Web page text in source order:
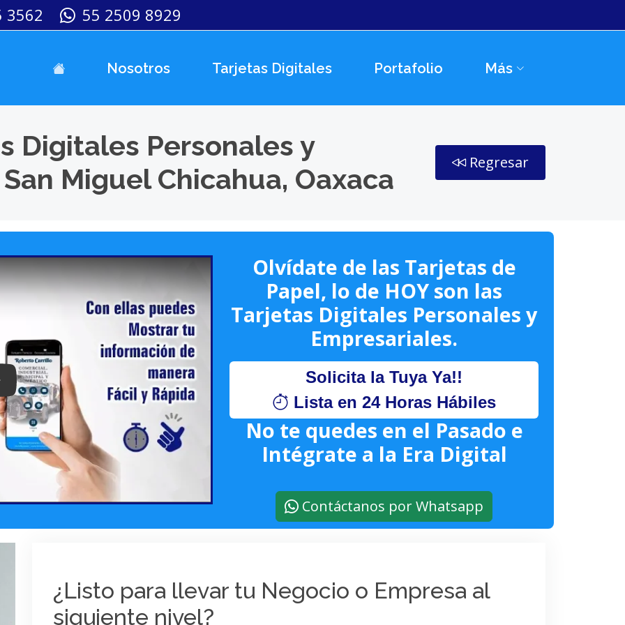
3562 55 2509 8929
Nosotros Tarjetas Digitales Portafolio Más
Digitales Personales y
Miguel Chicahua, Oaxaca
Regresar
Keynote (Google I/O '18)
Olvídate de las Tarjetas de
Papel, lo de HOY son las
Tarjetas Digitales Personales y
Empresariales.
Solicita la Tuya Ya!!
Lista en 24 Horas Hábiles
No te quedes en el Pasado e
Intégrate a la Era Digital
Contáctanos por Whatsapp
¿Listo para llevar tu Negocio o Empresa al
siguiente nivel?